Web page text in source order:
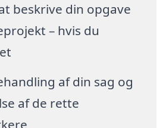
beskrive din opgave
– hvis du
af din sag og
af de rette